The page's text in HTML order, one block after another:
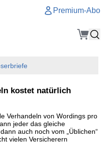
Premium-Abo
kostet natürlich
Verhandeln von Wordings pro
jeder das gleiche
auch noch vom „Üblichen“
vielen Versicherern